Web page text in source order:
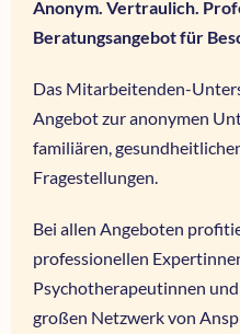
Anonym. Vertraulich.
Beratungsangebot für
Das Mitarbeitenden-
Angebot zur anonymen
familiären,
Fragestellungen.
Bei allen Angeboten
professionellen
Psychotherapeutinnen
großen Netzwerk von